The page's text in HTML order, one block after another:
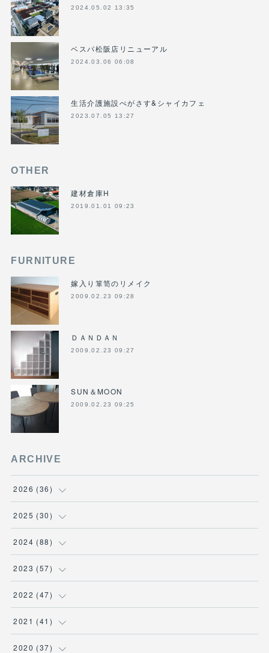
2024.05.02 13:35
ベスパ松阪店リニューアル
2024.03.06 06:08
生活介護施設ぺがさす&シャイカフェ
2023.07.05 13:27
OTHER
建材倉庫H
2019.01.01 09:23
FURNITURE
嫁入り箪笥のリメイク
2009.02.23 09:28
ＤＡＮＤＡＮ
2009.02.23 09:27
SUN＆MOON
2009.02.23 09:25
ARCHIVE
2026 (36)
(3)
(4)
(3)
(5)
2025 (30)
(6)
(4)
(3)
( 2 )
2024 (88)
(7)
(8)
( 9 )
(3)
2023 (57)
(7)
( 6 )
(4)
2022 (47)
(7 )
(7)
2021 (41 )
(2)
2020 (37)